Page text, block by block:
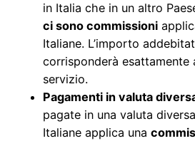
in Italia che in un altro
ci sono commissioni
Italiane. L’importo
corrisponderà esattamente
servizio.
Pagamenti in valuta
pagate in una valuta
Italiane applica una